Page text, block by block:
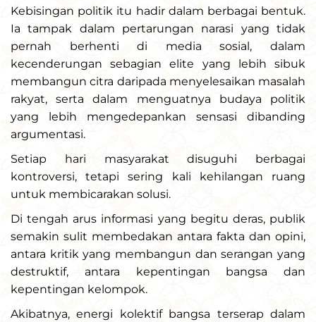
Kebisingan politik itu hadir dalam berbagai bentuk.
Ia tampak dalam pertarungan narasi yang tidak
pernah berhenti di media sosial, dalam
kecenderungan sebagian elite yang lebih sibuk
membangun citra daripada menyelesaikan masalah
rakyat, serta dalam menguatnya budaya politik
yang lebih mengedepankan sensasi dibanding
argumentasi.
Setiap hari masyarakat disuguhi berbagai
kontroversi, tetapi sering kali kehilangan ruang
untuk membicarakan solusi.
Di tengah arus informasi yang begitu deras, publik
semakin sulit membedakan antara fakta dan opini,
antara kritik yang membangun dan serangan yang
destruktif, antara kepentingan bangsa dan
kepentingan kelompok.
Akibatnya, energi kolektif bangsa terserap dalam